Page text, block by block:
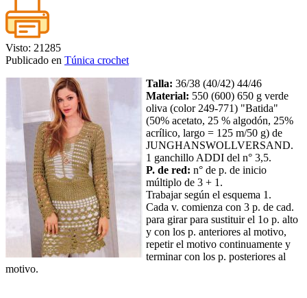
Visto: 21285
Publicado en Túnica crochet
Talla: 36/38 (40/42) 44/46
Material: 550 (600) 650 g verde
oliva (color 249-771) "Batida"
(50% acetato, 25 % algodón, 25%
acrílico, largo = 125 m/50 g) de
JUNGHANSWOLLVERSAND.
1 ganchillo ADDI del n° 3,5.
P. de red: n° de p. de inicio
múltiplo de 3 + 1.
Trabajar según el esquema 1.
Cada v. comienza con 3 p. de cad.
para girar para sustituir el 1o p. alto
y con los p. anteriores al motivo,
repetir el motivo continuamente y
terminar con los p. posteriores al
motivo.